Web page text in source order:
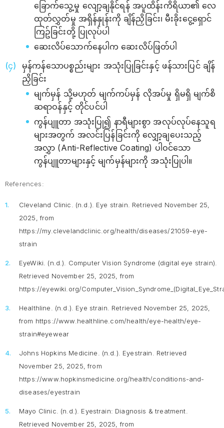
ခြောက်သွေ့မှု လျော့ချနိုင်ရန် အပူထိန်းကိရိယာ၏ လေ
ထုတ်လွှတ်မှု အရှိန်နှုန်းကို ချိန်ညှိခြင်း၊ မီးခိုးငွေ့ရှောင်
ကြဥ်ခြင်းတို့ ပြုလုပ်ပါ
ဆေးလိပ်သောက်နေပါက ဆေးလိပ်ဖြတ်ပါ
မှန်ကန်သောပစ္စည်းများ အသုံးပြုခြင်းနှင့် ဖန်သားပြင် ချိန်
ညှိခြင်း
မျက်မှန် သို့မဟုတ် မျက်ကပ်မှန် လိုအပ်မှု ရှိမရှိ မျက်စိ
ဆရာဝန်နှင့် တိုင်ပင်ပါ
ကွန်ပျူတာ အသုံးပြု၍ နာရီများစွာ အလုပ်လုပ်နေသူရ
များအတွက် အလင်းပြန်ခြင်းကို လျှော့ချပေးသည့်
အလွှာ (Anti-Reflective Coating) ပါဝင်သော
ကွန်ပျူတာများနှင့် မျက်မှန်များကို အသုံးပြုပါ။
References:
Cleveland Clinic. (n.d.). Eye strain . Retrieved November 25,
2025, from
https://my.clevelandclinic.org/health/diseases/21059-eye-
strain
EyeWiki. (n.d.). Computer Vision Syndrome (digital eye strain).
Retrieved November 25, 2025, from
https://eyewiki.org/
Healthline. (n.d.). Eye strain . Retrieved November 25, 2025,
from https://www.healthline.com/health/eye-health/eye-
strain#eyewear
Johns Hopkins Medicine. (n.d.). Eyestrain . Retrieved
November 25, 2025, from
https://www.hopkinsmedicine.org/health/conditions-and-
diseases/eyestrain
Mayo Clinic. (n.d.). Eyestrain: Diagnosis & treatment
Retrieved November 25, 2025, from